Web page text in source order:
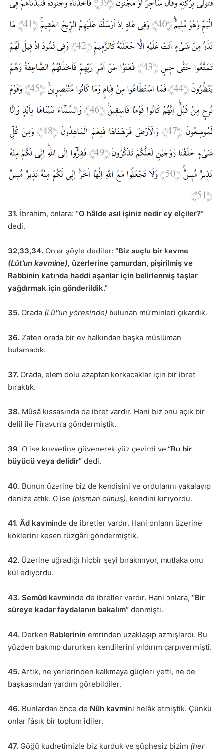
31. İbrahim, onlara: “O hâlde asıl işiniz nedir ey elçiler?”
dedi.
32,33,34. Onlar şöyle dediler: “Biz suçlu bir kavme
(Lût’un kavmine), üzerlerine çamurdan, pişirilmiş ve
Rabbinin katında haddi aşanlar için belirlenmiş taşlar
yağdırmak için gönderildik.”
35. Orada (Lût’un yöresinde) bulunan mü’minleri çıkardık.
36. Zaten orada bir ev halkından başka müslüman
bulamadık.
37. Orada, elem dolu azaptan korkacaklar için bir ibret
bıraktık.
38. Mûsâ kıssasında da ibret vardır. Hani biz onu açık bir
delil ile Firavun’a göndermiştik.
39. O ise kuvvetine güvenerek yüz çevirdi ve “Bu bir
büyücü veya delidir” dedi.
40. Bunun üzerine biz de kendisini ve ordularını yakalayıp
denize attık. O ise (pişman olmuş), kendini kınıyordu.
41. Âd kavminde de ibretler vardır. Hani onların üzerine
köklerini kesen rüzgârı göndermiştik.
42. Üzerine uğradığı hiçbir şeyi bırakmıyor, mutlaka onu
kül ediyordu.
43. Semûd kavminde de ibretler vardır. Hani onlara, “Bir
süreye kadar faydalanın bakalım” denmişti.
44. Derken Rablerinin emrinden uzaklaşıp azmışlardı. Bu
yüzden bakınıp dururken kendilerini yıldırım çarpıvermişti.
45. Artık, ne yerlerinden kalkmaya güçleri yetti, ne de
başkasından yardım görebildiler.
46. Bunlardan önce de Nûh kavmini helâk etmiştik. Çünkü
onlar fâsık bir toplum idiler.
47. Göğü kudretimizle biz kurduk ve şüphesiz bizim (her